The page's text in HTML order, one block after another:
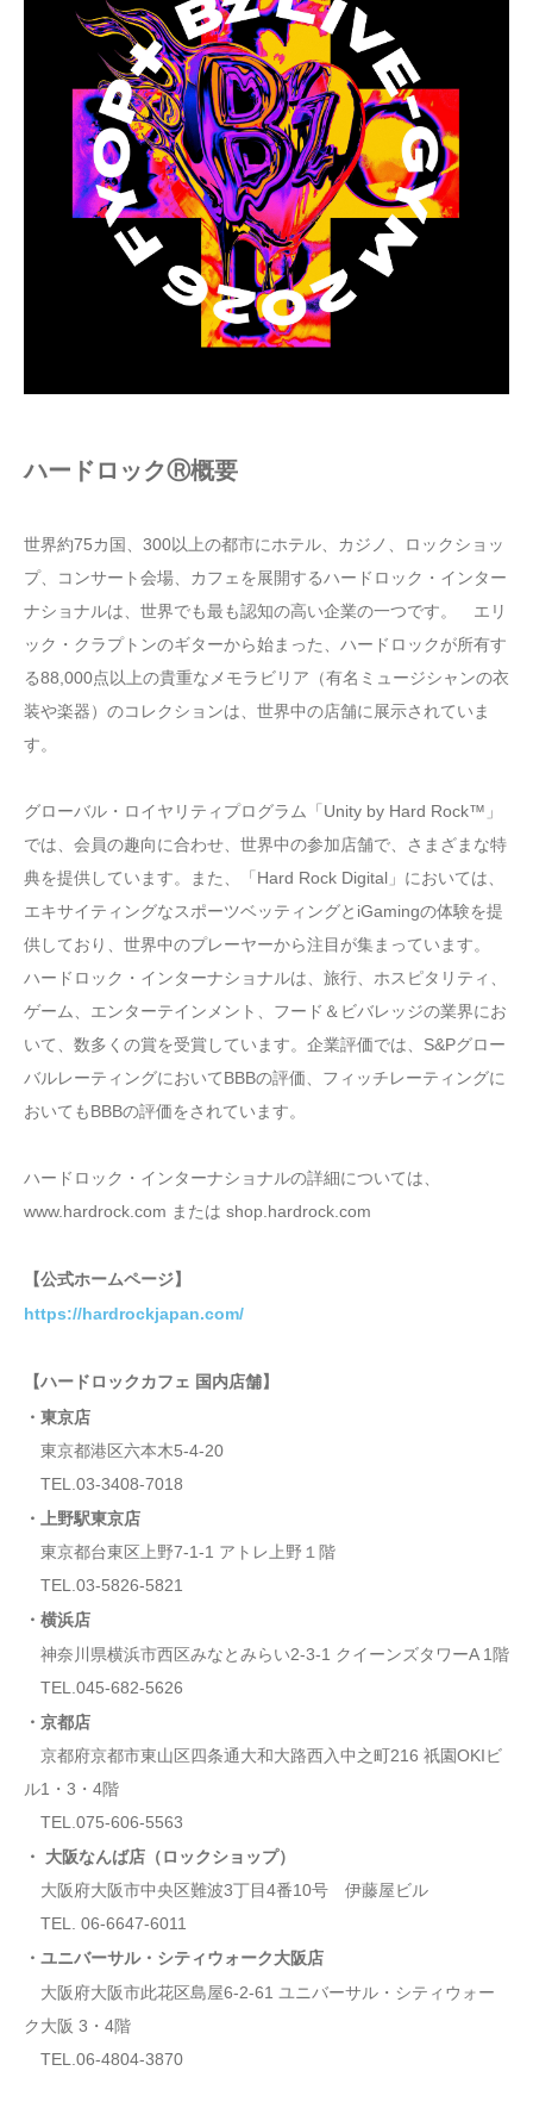
ハードロックⓇ概要
世界約75カ国、300以上の都市にホテル、カジノ、ロックショッ
プ、コンサート会場、カフェを展開するハードロック・インター
ナショナルは、世界でも最も認知の高い企業の一つです。 エリ
ック・クラプトンのギターから始まった、ハードロックが所有す
る88,000点以上の貴重なメモラビリア（有名ミュージシャンの衣
装や楽器）のコレクションは、世界中の店舗に展示されていま
す。
グローバル・ロイヤリティプログラム「Unity by Hard Rock™」
では、会員の趣向に合わせ、世界中の参加店舗で、さまざまな特
典を提供しています。また、「Hard Rock Digital」においては、
エキサイティングなスポーツベッティングとiGamingの体験を提
供しており、世界中のプレーヤーから注目が集まっています。
ハードロック・インターナショナルは、旅行、ホスピタリティ、
ゲーム、エンターテインメント、フード＆ビバレッジの業界にお
いて、数多くの賞を受賞しています。企業評価では、S&Pグロー
バルレーティングにおいてBBBの評価、フィッチレーティングに
おいてもBBBの評価をされています。
ハードロック・インターナショナルの詳細については、
www.hardrock.com または shop.hardrock.com
【公式ホームページ】
https://hardrockjapan.com/
【ハードロックカフェ 国内店舗】
・東京店
東京都港区六本木5-4-20
TEL.03-3408-7018
・上野駅東京店
東京都台東区上野7-1-1 アトレ上野１階
TEL.03-5826-5821
・横浜店
神奈川県横浜市⻄区みなとみらい2-3-1 クイーンズタワーA 1階
TEL.045-682-5626
・京都店
京都府京都市東山区四条通大和大路西入中之町216 祇園OKIビ
ル1・3・4階
TEL.075-606-5563
・ 大阪なんば店（ロックショップ）
大阪府大阪市中央区難波3丁目4番10号 伊藤屋ビル
TEL. 06-6647-6011
・ユニバーサル・シティウォーク大阪店
大阪府大阪市此花区島屋6-2-61 ユニバーサル・シティウォー
ク大阪 3・4階
TEL.06-4804-3870